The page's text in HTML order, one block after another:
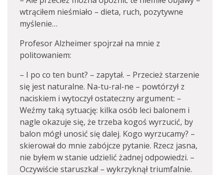
wtrąciłem nieśmiało – dieta, ruch, pozytywne
myślenie…
Profesor Alzheimer spojrzał na mnie z
politowaniem:
– I po co ten bunt? – zapytał. – Przecież starzenie
się jest naturalne. Na-tu-ral-ne – powtórzył z
naciskiem i wytoczył ostateczny argument: –
Weźmy taką sytuację: kilka osób leci balonem i
nagle okazuje się, że trzeba kogoś wyrzucić, by
balon mógł unosić się dalej. Kogo wyrzucamy? –
skierował do mnie zabójcze pytanie. Rzecz jasna,
nie byłem w stanie udzielić żadnej odpowiedzi. –
Oczywiście staruszka! – wykrzyknął triumfalnie.